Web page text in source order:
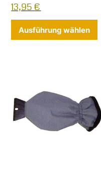
13,95€
Ausführung wählen